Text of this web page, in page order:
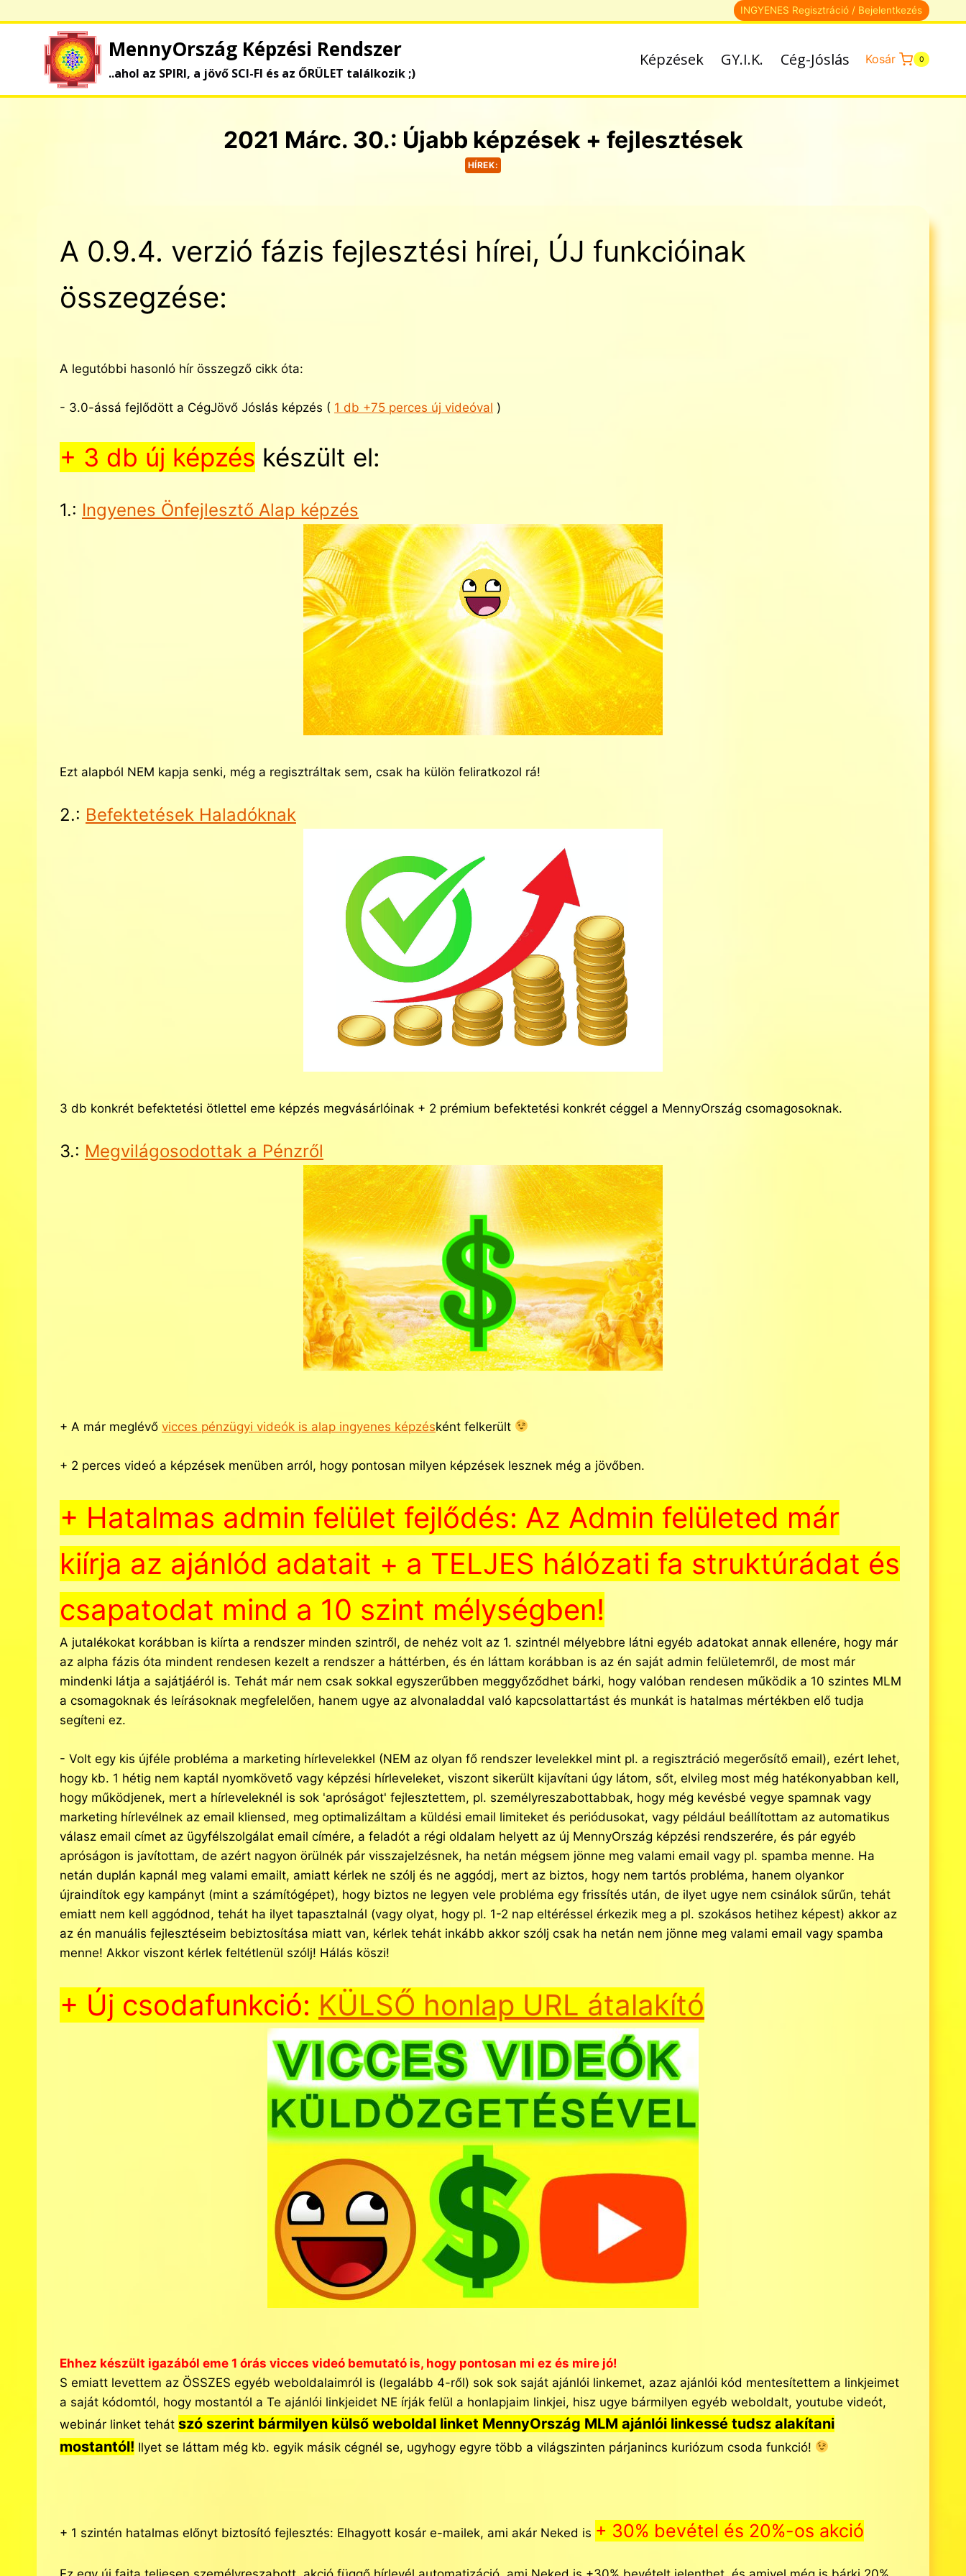
to
INGYENES Regisztráció / Bejelentkezés
MennyOrszág Képzési Rendszer
..ahol az SPIRI, a jövő SCI-FI és az ŐRÜLET találkozik ;)
Képzések GY.I.K. Cég-Jóslás Kosár 0
2021 Márc. 30.: Újabb képzések + fejlesztések
HÍREK:
A 0.9.4. verzió fázis fejlesztési hírei, ÚJ funkcióinak
összegzése:
A legutóbbi hasonló hír összegző cikk óta:
- 3.0-ássá fejlődött a CégJövő Jóslás képzés ( 1 db +75 perces új videóval )
+ 3 db új képzés készült el:
1.: Ingyenes Önfejlesztő Alap képzés
Ezt alapból NEM kapja senki, még a regisztráltak sem, csak ha külön feliratkozol rá!
2.: Befektetések Haladóknak
3 db konkrét befektetési ötlettel eme képzés megvásárlóinak + 2 prémium befektetési konkrét céggel a MennyOrszág csomagosoknak.
3.: Megvilágosodottak a Pénzről
+ A már meglévő vicces pénzügyi videók is alap ingyenes képzésként felkerült
+ 2 perces videó a képzések menüben arról, hogy pontosan milyen képzések lesznek még a jövőben.
+ Hatalmas admin felület fejlődés: Az Admin felületed már
kiírja az ajánlód adatait + a TELJES hálózati fa struktúrádat és
csapatodat mind a 10 szint mélységben!
A jutalékokat korábban is kiírta a rendszer minden szintről, de nehéz volt az 1. szintnél mélyebbre látni egyéb adatokat annak ellenére, hogy már
az alpha fázis óta mindent rendesen kezelt a rendszer a háttérben, és én láttam korábban is az én saját admin felületemről, de most már
mindenki látja a sajátjáéról is. Tehát már nem csak sokkal egyszerűbben meggyőződhet bárki, hogy valóban rendesen működik a 10 szintes MLM
a csomagoknak és leírásoknak megfelelően, hanem ugye az alvonaladdal való kapcsolattartást és munkát is hatalmas mértékben elő tudja
segíteni ez.
- Volt egy kis újféle probléma a marketing hírlevelekkel (NEM az olyan fő rendszer levelekkel mint pl. a regisztráció megerősítő email), ezért lehet,
hogy kb. 1 hétig nem kaptál nyomkövető vagy képzési hírleveleket, viszont sikerült kijavítani úgy látom, sőt, elvileg most még hatékonyabban kell,
hogy működjenek, mert a hírleveleknél is sok 'apróságot' fejlesztettem, pl. személyreszabottabbak, hogy még kevésbé vegye spamnak vagy
marketing hírlevélnek az email kliensed, meg optimalizáltam a küldési email limiteket és periódusokat, vagy például beállítottam az automatikus
válasz email címet az ügyfélszolgálat email címére, a feladót a régi oldalam helyett az új MennyOrszág képzési rendszerére, és pár egyéb
apróságon is javítottam, de azért nagyon örülnék pár visszajelzésnek, ha netán mégsem jönne meg valami email vagy pl. spamba menne. Ha
netán duplán kapnál meg valami emailt, amiatt kérlek ne szólj és ne aggódj, mert az biztos, hogy nem tartós probléma, hanem olyankor
újraindítok egy kampányt (mint a számítógépet), hogy biztos ne legyen vele probléma egy frissítés után, de ilyet ugye nem csinálok sűrűn, tehát
emiatt nem kell aggódnod, tehát ha ilyet tapasztalnál (vagy olyat, hogy pl. 1-2 nap eltéréssel érkezik meg a pl. szokásos hetihez képest) akkor az
az én manuális fejlesztéseim bebiztosítása miatt van, kérlek tehát inkább akkor szólj csak ha netán nem jönne meg valami email vagy spamba
menne! Akkor viszont kérlek feltétlenül szólj! Hálás köszi!
+ Új csodafunkció: KÜLSŐ honlap URL átalakító
Ehhez készült igazából eme 1 órás vicces videó bemutató is, hogy pontosan mi ez és mire jó!
S emiatt levettem az ÖSSZES egyéb weboldalaimról is (legalább 4-ről) sok sok saját ajánlói linkemet, azaz ajánlói kód mentesítettem a linkjeimet
a saját kódomtól, hogy mostantól a Te ajánlói linkjeidet NE írják felül a honlapjaim linkjei, hisz ugye bármilyen egyéb weboldalt, youtube videót,
webinár linket tehát szó szerint bármilyen külső weboldal linket MennyOrszág MLM ajánlói linkessé tudsz alakítani
mostantól! Ilyet se láttam még kb. egyik másik cégnél se, ugyhogy egyre több a világszinten párjanincs kuriózum csoda funkció!
+ 1 szintén hatalmas előnyt biztosító fejlesztés: Elhagyott kosár e-mailek, ami akár Neked is + 30% bevétel és 20%-os akció